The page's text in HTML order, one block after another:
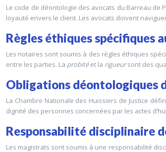
Le code de déontologie des avocats du Barreau
loyauté envers le client. Les avocats doivent
Règles éthiques spécifiques
Les notaires sont soumis à des règles éthiques
entre les parties. La probitéet la rigueursont des
Obligations déontologiques
La Chambre Nationale des Huissiers de Justice
dignité des personnes concernées par les actes
Responsabilité disciplinaire
Les magistrats sont soumis à une responsabilité